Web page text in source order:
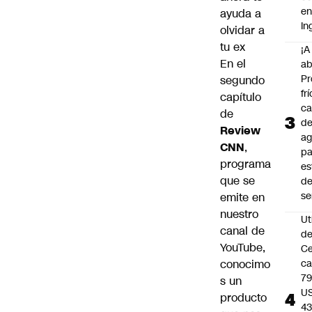
ayuda a
olvidar a
tu ex
En el
segundo
capítulo
de
Review
CNN,
programa
que se
emite en
nuestro
canal de
YouTube,
conocimo
s un
producto
en
¡A
de
de
de